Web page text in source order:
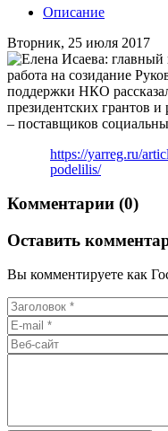
Описание
Вторник, 25 июля 2017
https://yarreg.ru/
podelilis/
Комментарии (0)
Оставить
Вы комментируете как